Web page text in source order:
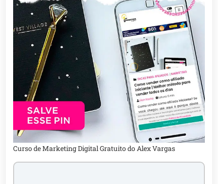
Curso de Marketing Digital Gratuito do Alex Vargas